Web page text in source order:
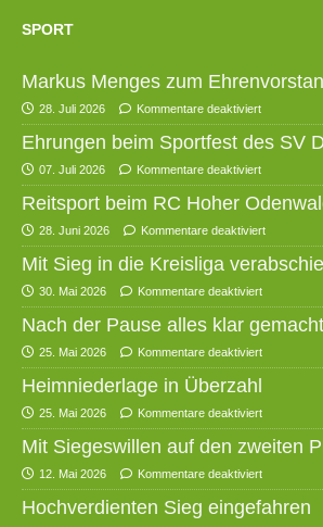
SPORT
Markus Menges zum
28. Juli 2026 Kommentare deaktiviert
Ehrungen beim Sportfest des SV
07. Juli 2026 Kommentare deaktiviert
Reitsport beim RC Hoher
28. Juni 2026 Kommentare deaktiviert
Mit Sieg in die Kreisliga
30. Mai 2026 Kommentare deaktiviert
Nach der Pause alles klar gemacht
25. Mai 2026 Kommentare deaktiviert
Heimniederlage in Überzahl
25. Mai 2026 Kommentare deaktiviert
Mit Siegeswillen auf den zweiten
12. Mai 2026 Kommentare deaktiviert
Hochverdienten Sieg eingefahren